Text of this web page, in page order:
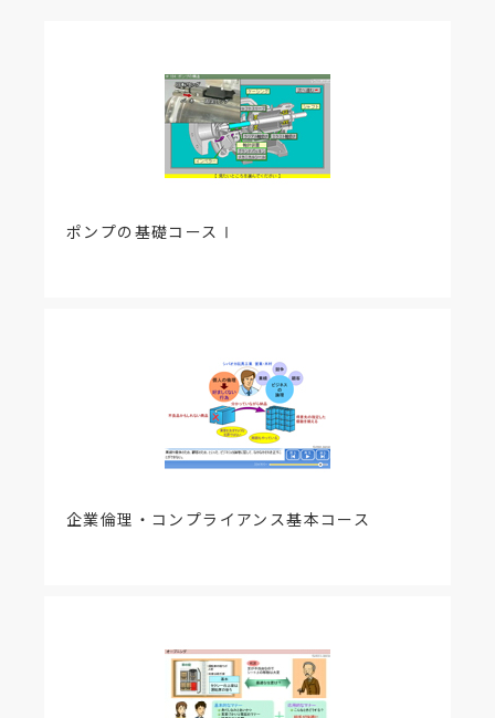
ポンプの基礎コースⅠ
企業倫理・コンプライアンス基本コース